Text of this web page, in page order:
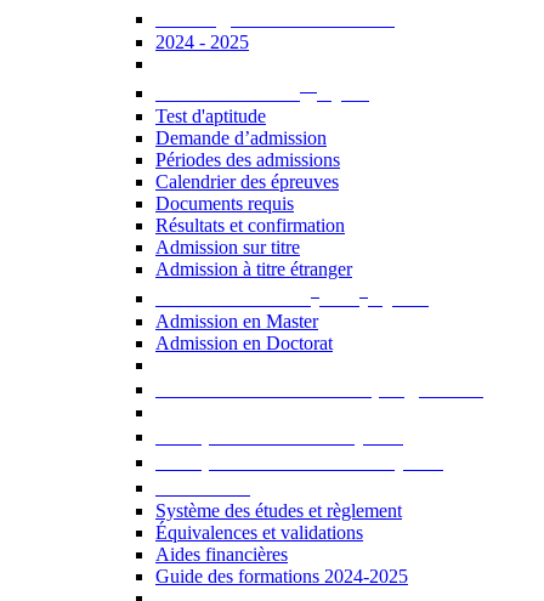
2024 - 2025
Test d'aptitude
Demande d’admission
Périodes des admissions
Calendrier des épreuves
Documents requis
Résultats et confirmation
Admission sur titre
Admission à titre étranger
Admission en Master
Admission en Doctorat
Système des études et règlement
Équivalences et validations
Aides financières
Guide des formations 2024-2025